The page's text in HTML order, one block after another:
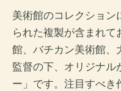
美術館のコレクショ
られた複製​​が含まれ
館、バチカン美術館、
監督の下、オリジナル
ー」です。注目すべき